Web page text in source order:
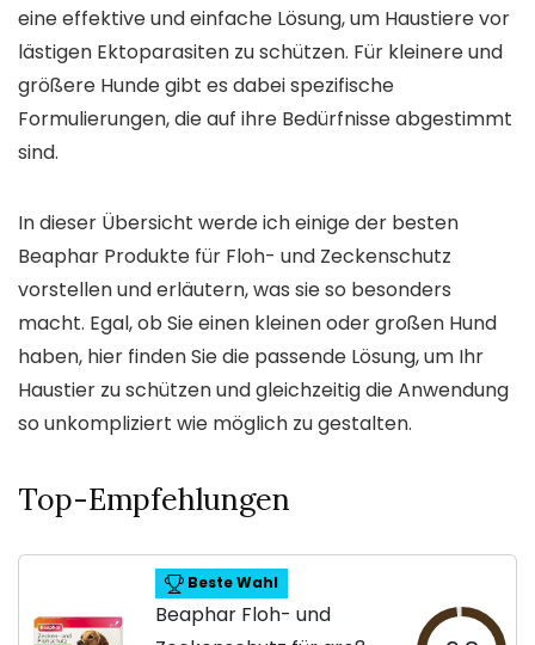
eine effektive und einfache Lösung, um Haustiere vor
lästigen Ektoparasiten zu schützen. Für kleinere und
größere Hunde gibt es dabei spezifische
Formulierungen, die auf ihre Bedürfnisse abgestimmt
sind.
In dieser Übersicht werde ich einige der besten
Beaphar Produkte für Floh- und Zeckenschutz
vorstellen und erläutern, was sie so besonders
macht. Egal, ob Sie einen kleinen oder großen Hund
haben, hier finden Sie die passende Lösung, um Ihr
Haustier zu schützen und gleichzeitig die Anwendung
so unkompliziert wie möglich zu gestalten.
Top-Empfehlungen
Beste Wahl
Beaphar Floh- und